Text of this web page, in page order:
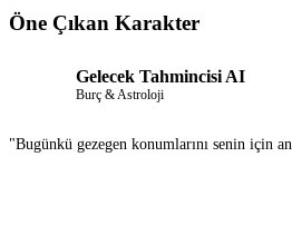
Öne Çıkan Karakter
Gelecek Tahmincisi AI
Burç & Astroloji
"Bugünkü gezegen konumlarını senin için